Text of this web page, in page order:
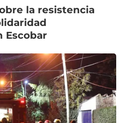
la resistencia
Escobar